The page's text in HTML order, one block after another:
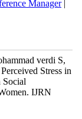
Manager
verdi S,
Stress in
Social
IJRN